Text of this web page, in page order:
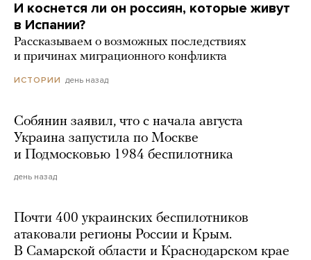
И коснется ли он россиян, которые живут
в Испании?
Рассказываем о возможных последствиях
и причинах миграционного конфликта
ИСТОРИИ день назад
Собянин заявил, что с начала августа
Украина запустила по Москве
и Подмосковью 1984 беспилотника
день назад
Почти 400 украинских беспилотников
атаковали регионы России и Крым.
В Самарской области и Краснодарском крае